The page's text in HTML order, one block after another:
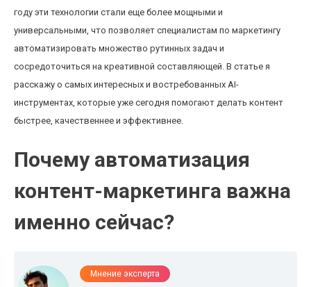
году эти технологии стали еще более мощными и
универсальными, что позволяет специалистам по маркетингу
автоматизировать множество рутинных задач и
сосредоточиться на креативной составляющей. В статье я
расскажу о самых интересных и востребованных AI-
инструментах, которые уже сегодня помогают делать контент
быстрее, качественнее и эффективнее.
Почему автоматизация
контент-маркетинга важна
именно сейчас?
Мнение эксперта